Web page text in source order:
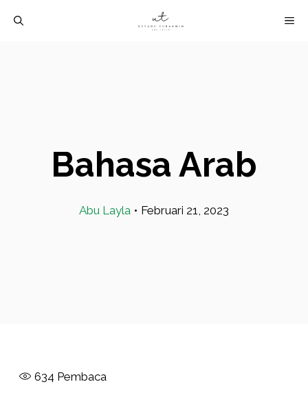
Bahasa Arab
Abu Layla • Februari 21, 2023
634 Pembaca